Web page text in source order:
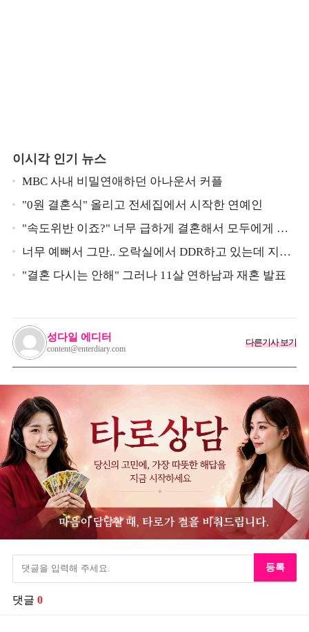
이시각 인기 뉴스
MBC 사내 비밀연애하던 아나운서 커플
"0원 결혼식" 올리고 전세집에서 시작한 연예인
"속도위반 이죠?" 너무 급하게 결혼해서 모두에게 의
심 받았던 스타
너무 예뻐서 그만.. 오락실에서 DDR하고 있는데 지나
가던 이상민이 캐스팅했다는 연예인
"결혼 다시는 안해" 그러나 11살 연하남과 재혼 발표
성다일 에디터
content@enterdiary.com
다른기사 보기
등록
댓글 0